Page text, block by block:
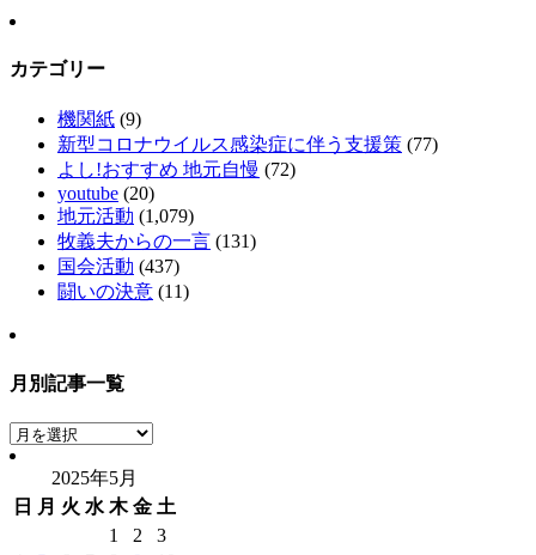
カテゴリー
機関紙 (9)
新型コロナウイルス感染症に伴う支援策 (77)
よし!おすすめ 地元自慢 (72)
youtube (20)
地元活動 (1,079)
牧義夫からの一言 (131)
国会活動 (437)
闘いの決意 (11)
月別記事一覧
月
別
事
2025年5月
日
月 火 水 木 金 土
1
2
3